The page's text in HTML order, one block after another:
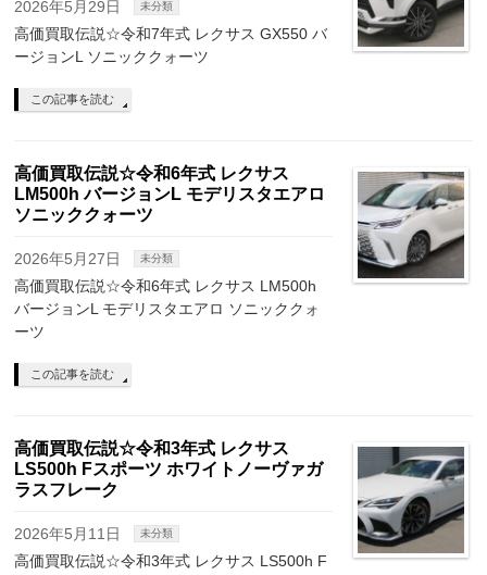
2026年5月29日 未分類
高価買取伝説☆令和7年式 レクサス GX550 バ
ージョンL ソニッククォーツ
この記事を読む
高価買取伝説☆令和6年式 レクサス
LM500h バージョンL モデリスタエアロ
ソニッククォーツ
2026年5月27日 未分類
高価買取伝説☆令和6年式 レクサス LM500h
バージョンL モデリスタエアロ ソニッククォ
ーツ
この記事を読む
高価買取伝説☆令和3年式 レクサス
LS500h Fスポーツ ホワイトノーヴァガ
ラスフレーク
2026年5月11日 未分類
高価買取伝説☆令和3年式 レクサス LS500h F